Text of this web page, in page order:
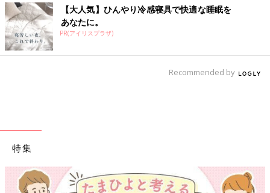
【大人気】ひんやり冷感寝具で快適な睡眠を
あなたに。
PR(アイリスプラザ)
Recommended by
特集